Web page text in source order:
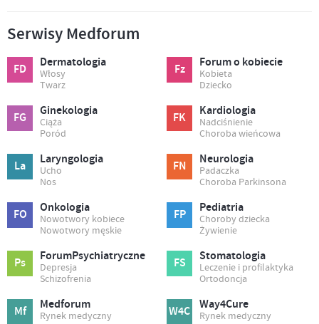
Serwisy Medforum
FD Dermatologia
Włosy
Twarz
Fz Forum o kobiecie
Kobieta
Dziecko
FG Ginekologia
Ciąża
Poród
FK Kardiologia
Nadciśnienie
Choroba wieńcowa
La Laryngologia
Ucho
Nos
FN Neurologia
Padaczka
Choroba Parkinsona
FO Onkologia
Nowotwory kobiece
Nowotwory męskie
FP Pediatria
Choroby dziecka
Żywienie
Ps ForumPsychiatryczne
Depresja
Schizofrenia
FS Stomatologia
Leczenie i profilaktyka
Ortodoncja
Mf Medforum
Rynek medyczny W4C Way4Cure
Rynek medyczny